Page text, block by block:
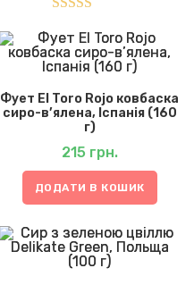
5.00з 5
Фует El Toro Rojo ковбаска
сиро-в’ялена, Іспанія (160
г)
215 грн.
ДОДАТИ В КОШИК